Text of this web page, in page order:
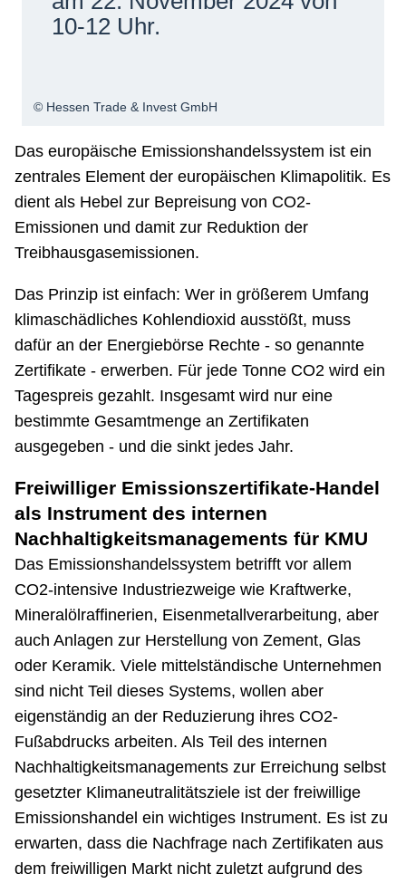
10-12 Uhr.
© Hessen Trade & Invest GmbH
Das europäische Emissionshandelssystem ist ein
zentrales Element der europäischen Klimapolitik. Es
dient als Hebel zur Bepreisung von CO2-
Emissionen und damit zur Reduktion der
Treibhausgasemissionen.
Das Prinzip ist einfach: Wer in größerem Umfang
klimaschädliches Kohlendioxid ausstößt, muss
dafür an der Energiebörse Rechte - so genannte
Zertifikate - erwerben. Für jede Tonne CO2 wird ein
Tagespreis gezahlt. Insgesamt wird nur eine
bestimmte Gesamtmenge an Zertifikaten
ausgegeben - und die sinkt jedes Jahr.
Freiwilliger Emissionszertifikate-Handel
als Instrument des internen
Nachhaltigkeitsmanagements für KMU
Das Emissionshandelssystem betrifft vor allem
CO2-intensive Industriezweige wie Kraftwerke,
Mineralölraffinerien, Eisenmetallverarbeitung, aber
auch Anlagen zur Herstellung von Zement, Glas
oder Keramik. Viele mittelständische Unternehmen
sind nicht Teil dieses Systems, wollen aber
eigenständig an der Reduzierung ihres CO2-
Fußabdrucks arbeiten. Als Teil des internen
Nachhaltigkeitsmanagements zur Erreichung selbst
gesetzter Klimaneutralitätsziele ist der freiwillige
Emissionshandel ein wichtiges Instrument. Es ist zu
erwarten, dass die Nachfrage nach Zertifikaten aus
dem freiwilligen Markt nicht zuletzt aufgrund des